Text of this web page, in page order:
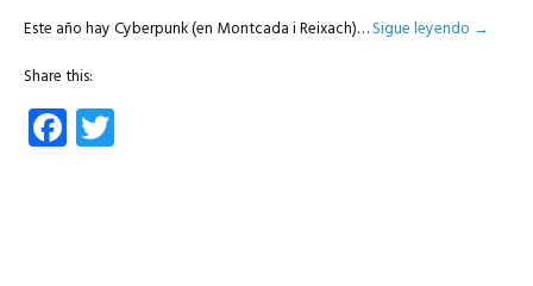
Este año hay Cyberpunk (en Montcada i Reixach)…Sigue leyendo →
Share this:
Facebook